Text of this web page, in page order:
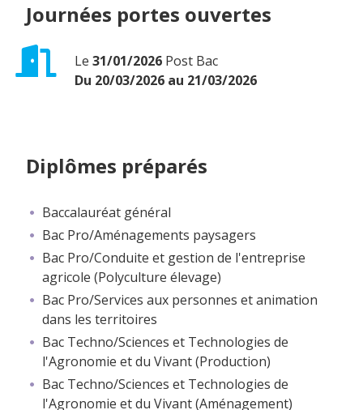
Journées portes ouvertes
Le 31/01/2026 Post Bac
Du 20/03/2026 au 21/03/2026
Diplômes préparés
Baccalauréat général
Bac Pro/Aménagements paysagers
Bac Pro/Conduite et gestion de l'entreprise
agricole (Polyculture élevage)
Bac Pro/Services aux personnes et animation
dans les territoires
Bac Techno/Sciences et Technologies de
l'Agronomie et du Vivant (Production)
Bac Techno/Sciences et Technologies de
l'Agronomie et du Vivant (Aménagement)